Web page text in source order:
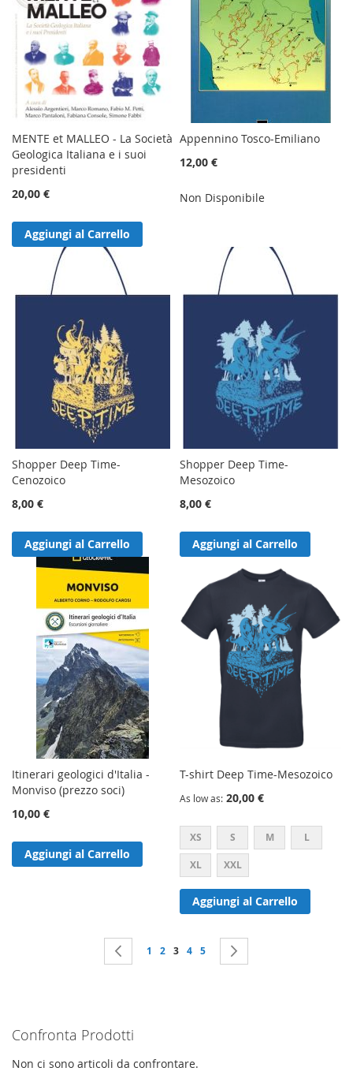
MENTE et MALLEO - La Società
Geologica Italiana e i suoi
presidenti
20,00 €
Aggiungi al Carrello
Appennino Tosco-Emiliano
12,00 €
Non Disponibile
Shopper Deep Time-
Cenozoico
8,00 €
Aggiungi al Carrello
Shopper Deep Time-
Mesozoico
8,00 €
Aggiungi al Carrello
Itinerari geologici d'Italia -
Monviso (prezzo soci)
10,00 €
Aggiungi al Carrello
T-shirt Deep Time-Mesozoico
As low as 20,00 €
XS S M L
XL XXL
Aggiungi al Carrello
Pagina Pagina
Precedente
Pagina
1 Pagina
2 Attualmente stai leggendo la pagina
3 Pagina
4 Pagina
5
Confronta Prodotti
Non ci sono articoli da confrontare.